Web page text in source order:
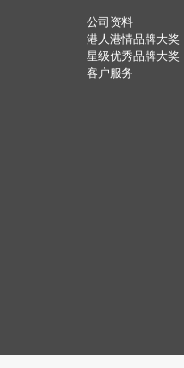
公司资料
港人港情品牌大奖
星级优秀品牌大奖
客户服务